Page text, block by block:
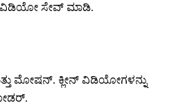
ವಿಡಿಯೋ ಸೇವ್ ಮಾಡಿ.
ಮೋಷನ್. ಕ್ಲೀನ್ ವಿಡಿಯೋಗಳನ್ನು